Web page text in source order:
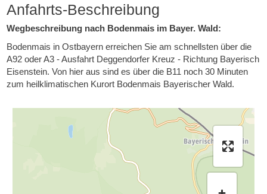
Anfahrts-Beschreibung
Wegbeschreibung nach Bodenmais im Bayer. Wald:
Bodenmais in Ostbayern erreichen Sie am schnellsten über die
A92 oder A3 - Ausfahrt Deggendorfer Kreuz - Richtung Bayerisch
Eisenstein. Von hier aus sind es über die B11 noch 30 Minuten
zum heilklimatischen Kurort Bodenmais Bayerischer Wald.